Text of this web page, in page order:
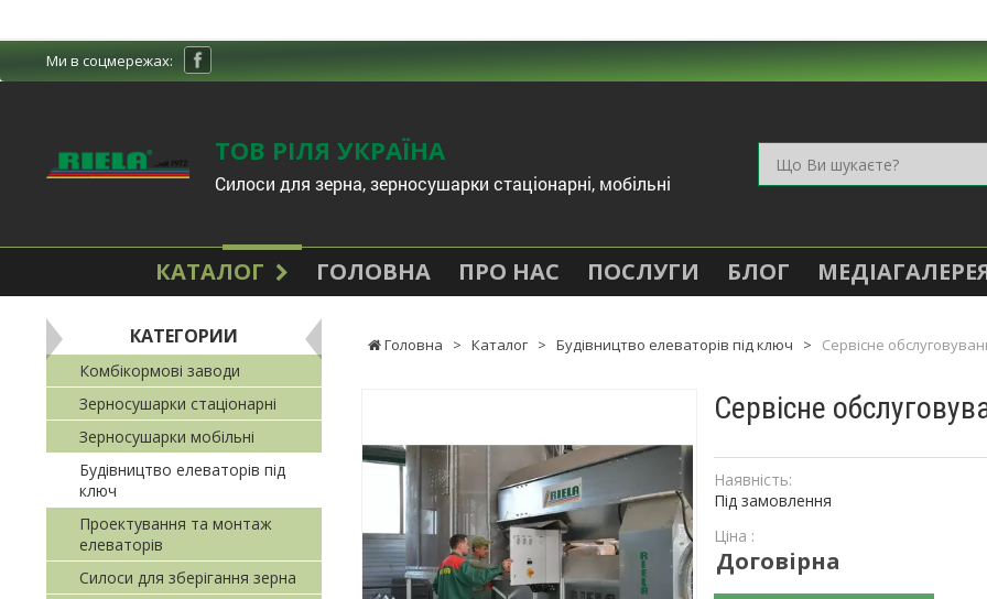
Ми в соцмережах:
ТОВ РІЛЯ УКРАЇНА
Cилоси для зерна, зерносушарки стаціонарні, мобільні
КАТАЛОГ ГОЛОВНА ПРО НАС ПОСЛУГИ БЛОГ
Головна > Каталог > Будівництво елеваторів під ключ > Сервісне
Сервісне
Наявність:
Під замовлення
Ціна :
Договірна
КАТЕГОРИИ
Комбікормові заводи
Зерносушарки стаціонарні
Зерносушарки мобільні
Будівництво елеваторів під
ключ
Проектування та монтаж
елеваторів
Силоси для зберігання зерна